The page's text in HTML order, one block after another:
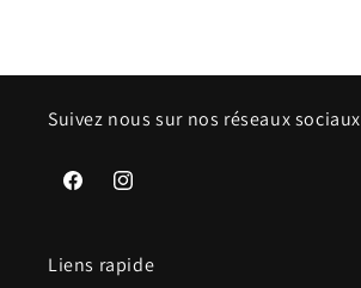
Suivez nous sur nos réseaux sociaux
FacebookInstagram
Liens rapide